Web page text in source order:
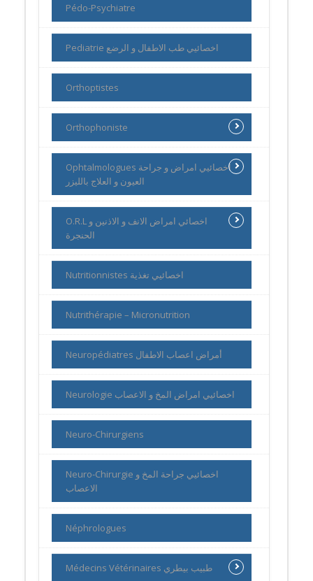
Pédo-Psychiatre
Pediatrie اخصائيي طب الاطفال و الرضع
Orthoptistes
Orthophoniste
Ophtalmologues اخصائيي امراض و جراحة
العيون و العلاج بالليزر
O.R.L اخصائي امراض الانف و الاذنين و
الحنجرة
Nutritionnistes اخصائيي تغذية
Nutrithérapie – Micronutrition
Neuropédiatres أمراض اعصاب الاطفال
Neurologie اخصائيي امراض المخ و الاعصاب
Neuro-Chirurgiens
Neuro-Chirurgie اخصائيي جراحة المخ و
الاعصاب
Néphrologues
Médecins Vétérinaires طبيب بيطري